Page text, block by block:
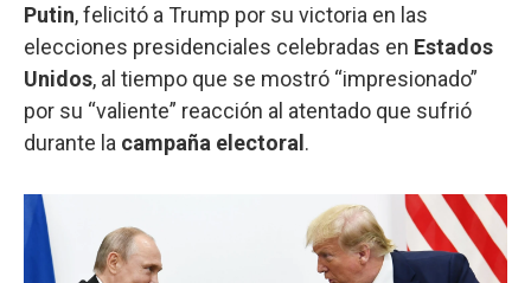
Putin, felicitó a Trump por su victoria en las
elecciones presidenciales celebradas en Estados
Unidos, al tiempo que se mostró “impresionado”
por su “valiente” reacción al atentado que sufrió
durante la campaña electoral .